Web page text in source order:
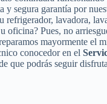
y segura garantía por
refrigerador, lavadora,
oficina? Pues, no
mayormente el
conocedor en el
que podrás seguir